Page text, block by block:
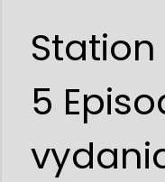
Station
5